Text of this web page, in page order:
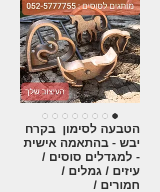
הטבעה לסימון בקרח
יבש - בהתאמה אישית
- למגדלים סוסים /
עיזים / גמלים /
חמורים /